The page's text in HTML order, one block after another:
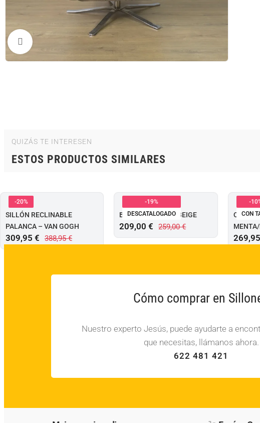
QUIZÁS TE INTERESEN
ESTOS PRODUCTOS SIMILARES
-20%
SILLÓN RECLINABLE
PALANCA – VAN GOGH
388,95€
309,95 €
-19%
DESCATALOGADO
BUTACA LONDON BEIGE
259,00€
209,00€
-
CON
269,95
Cómo comprar en
Nuestro experto Jesús, puede ayudarte a
que necesitas, llámanos ahora.
622 481 421